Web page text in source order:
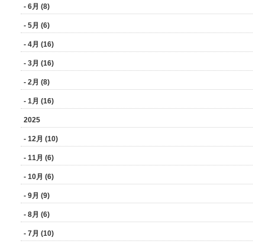
- 6月 (8)
- 5月 (6)
- 4月 (16)
- 3月 (16)
- 2月 (8)
- 1月 (16)
2025
- 12月 (10)
- 11月 (6)
- 10月 (6)
- 9月 (9)
- 8月 (6)
- 7月 (10)